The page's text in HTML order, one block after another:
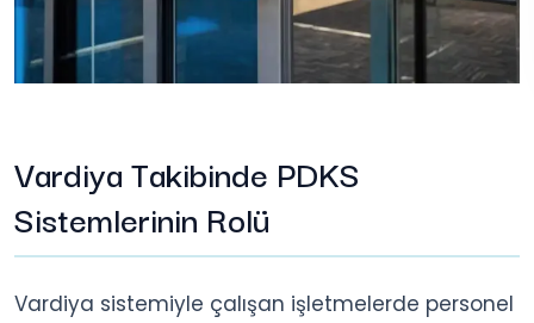
Vardiya Takibinde PDKS
Sistemlerinin Rolü
Vardiya sistemiyle çalışan işletmelerde personel